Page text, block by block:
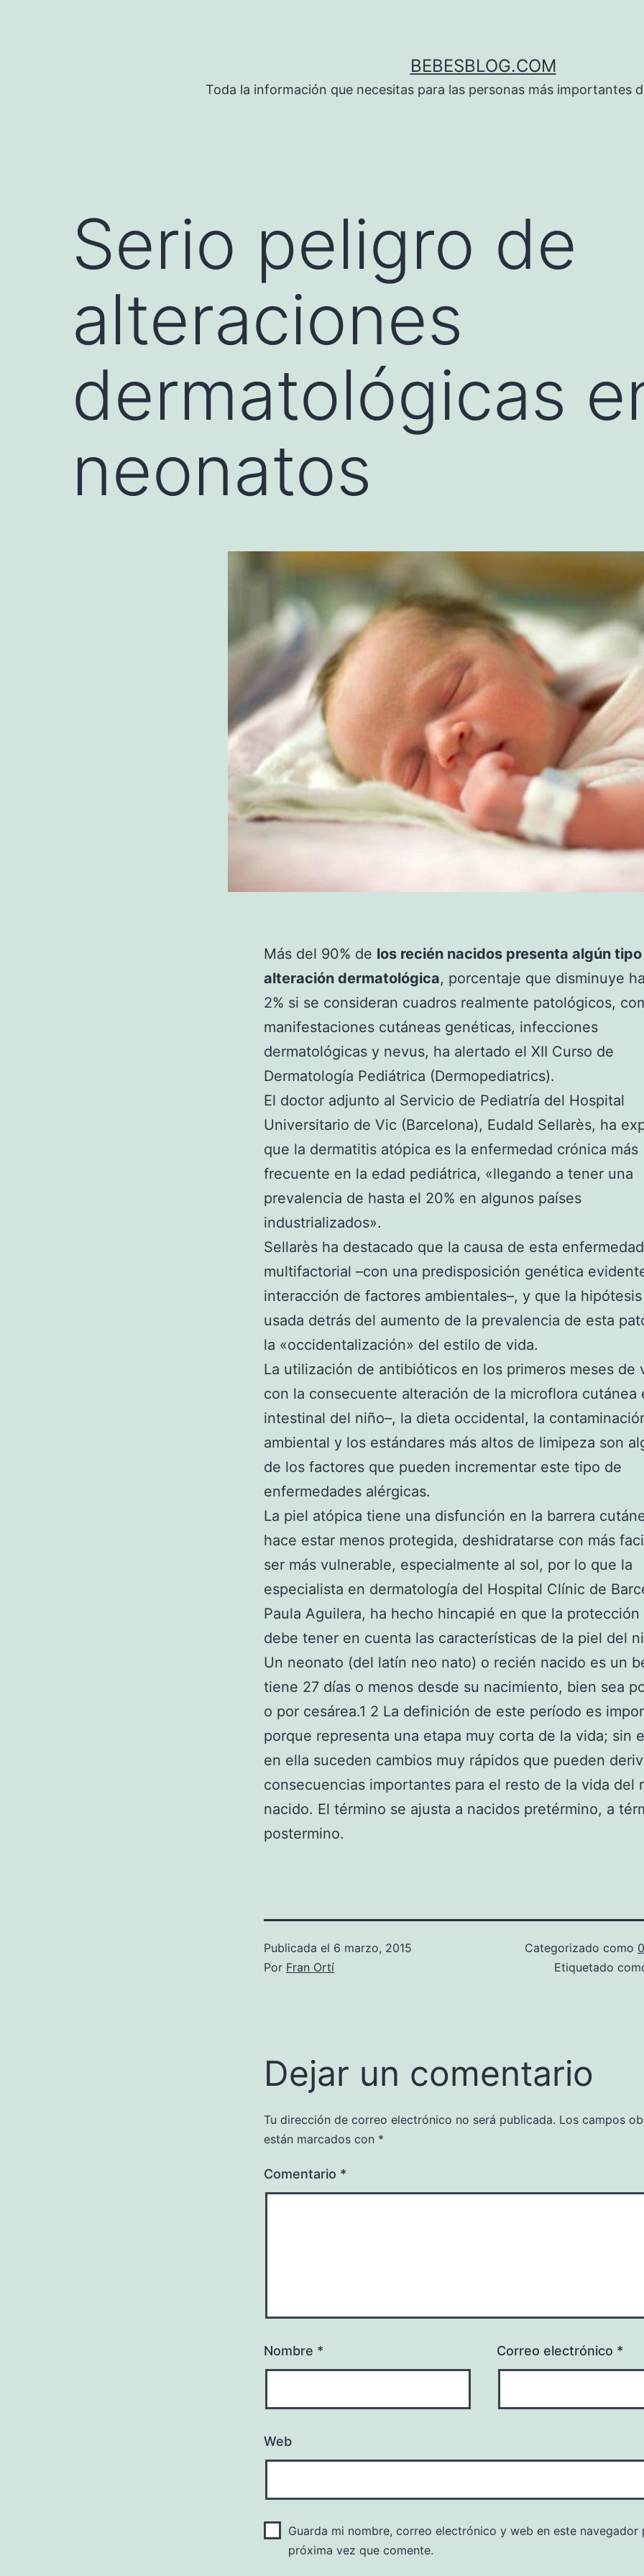
BEBESBLOG.COM
Toda la información que necesitas para las personas más importantes
Serio peligro de
alteraciones
dermatológicas
neonatos
Más del 90% de los recién nacidos presenta algún
alteración dermatológica, porcentaje que disminuye
2% si se consideran cuadros realmente patológicos,
manifestaciones cutáneas genéticas, infecciones
dermatológicas y nevus, ha alertado el XII Curso de
Dermatología Pediátrica (Dermopediatrics).
El doctor adjunto al Servicio de Pediatría del Hospital
Universitario de Vic (Barcelona), Eudald Sellarès, ha
que la dermatitis atópica es la enfermedad crónica más
frecuente en la edad pediátrica, «llegando a tener una
prevalencia de hasta el 20% en algunos países
industrializados».
Sellarès ha destacado que la causa de esta
multifactorial –con una predisposición genética
interacción de factores ambientales–, y que la hipótesis
usada detrás del aumento de la prevalencia de esta
la «occidentalización» del estilo de vida.
La utilización de antibióticos en los primeros meses de
con la consecuente alteración de la microflora cutánea
intestinal del niño–, la dieta occidental, la
ambiental y los estándares más altos de limipeza son
de los factores que pueden incrementar este tipo de
enfermedades alérgicas.
La piel atópica tiene una disfunción en la barrera
hace estar menos protegida, deshidratarse con más
ser más vulnerable, especialmente al sol, por lo que la
especialista en dermatología del Hospital Clínic de
Paula Aguilera, ha hecho hincapié en que la
debe tener en cuenta las características de la piel del
Un neonato (del latín neo nato) o recién nacido es un
tiene 27 días o menos desde su nacimiento, bien sea
o por cesárea.1 2 La definición de este período es
porque representa una etapa muy corta de la vida; sin
en ella suceden cambios muy rápidos que pueden
consecuencias importantes para el resto de la vida del
nacido. El término se ajusta a nacidos pretérmino, a
postermino.
Publicada el 6 marzo, 2015
Por Fran Ortí
Categorizado como
Etiquetado
Dejar un comentario
Tu dirección de correo electrónico no será publicada. Los campos
están marcados con *
Comentario *
Nombre * Correo electrónico *
Web
Guarda mi nombre, correo electrónico y web en este navegador
próxima vez que comente.